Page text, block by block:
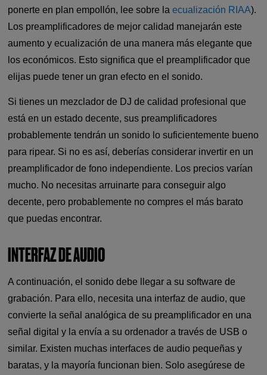
ponerte en plan empollón, lee sobre laecualización RIAA).
Los preamplificadores de mejor calidad manejarán este
aumento y ecualización de una manera más elegante que
los económicos. Esto significa que el preamplificador que
elijas puede tener un gran efecto en el sonido.
Si tienes un mezclador de DJ de calidad profesional que
está en un estado decente, sus preamplificadores
probablemente tendrán un sonido lo suficientemente bueno
para ripear. Si no es así, deberías considerar invertir en un
preamplificador de fono independiente. Los precios varían
mucho. No necesitas arruinarte para conseguir algo
decente, pero probablemente no compres el más barato
que puedas encontrar.
INTERFAZ DE AUDIO
A continuación, el sonido debe llegar a su software de
grabación. Para ello, necesita una interfaz de audio, que
convierte la señal analógica de su preamplificador en una
señal digital y la envía a su ordenador a través de USB o
similar. Existen muchas interfaces de audio pequeñas y
baratas, y la mayoría funcionan bien. Solo asegúrese de